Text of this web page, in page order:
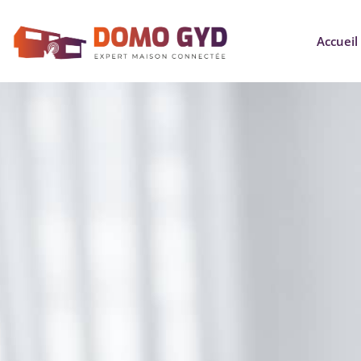
Accueil